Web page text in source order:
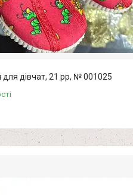
для дівчат, 21 рр, № 001025